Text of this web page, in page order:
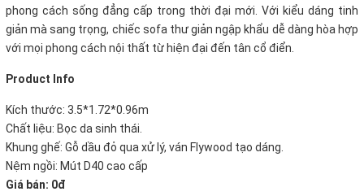
phong cách sống đẳng cấp trong thời đại mới. Với kiểu dáng tinh
giản mà sang trọng, chiếc sofa thư giản ngập khẩu dễ dàng hòa hợp
với mọi phong cách nội thất từ hiện đại đến tân cổ điển.
Product Info
Kích thước: 3.5*1.72*0.96m
Chất liệu: Bọc da sinh thái.
Khung ghế: Gỗ dầu đỏ qua xử lý, ván Flywood tạo dáng.
Nệm ngồi: Mút D40 cao cấp
Giá bán: 0đ